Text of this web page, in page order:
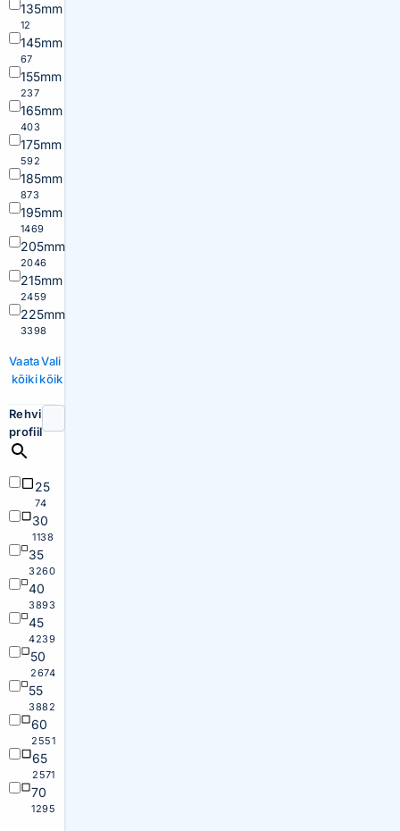
135mm
12
145mm
67
155mm
237
165mm
403
175mm
592
185mm
873
195mm
1469
205mm
2046
215mm
2459
225mm
3398
Vaata
kõiki
Vali
kõik
Rehvi
profiil
25
74
30
1138
35
3260
40
3893
45
4239
50
2674
55
3882
60
2551
65
2571
70
1295